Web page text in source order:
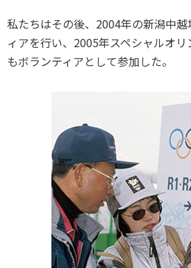
私たちはその後、2004年の新潟中
ィアを行い、2005年スペシャルオ
もボランティアとして参加した。